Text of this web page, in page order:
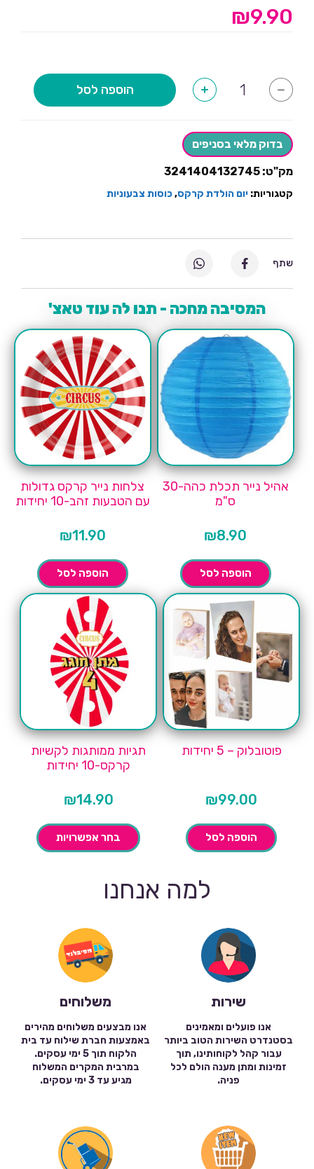
₪9.90
-
של
הטבעות
זהב
+ הוספה לסל
בדוק מלאי בסניפים
מק"ט: 3241404132745
קטגוריות: יום הולדת קרקס,כוסות צבעוניות
המסיבה מחכה - תנו לה עוד טאצ'
אהיל נייר תכלת כהה-30
ס"מ
₪8.90
הוספה לסל
צלחות נייר קרקס גדולות
עם הטבעות זהב-10 יחידות
₪11.90
הוספה לסל
פוטובלוק – 5 יחידות
₪99.00
הוספה לסל
תגיות ממותגות לקשיות
קרקס-10 יחידות
₪14.90
בחר אפשרויות
שתף
למה אנחנו
שירות
אנו פועלים ומאמינים
בסטנדרט השירות הטוב ביותר
עבור קהל לקוחותינו, תוך
זמינות ומתן מענה הולם לכל
פניה.
משלוחים
אנו מבצעים משלוחים מהירים
באמצעות חברת שילוח עד בית
הלקוח תוך 5 ימי עסקים.
במרבית המקרים המשלוח
מגיע עד 3 ימי עסקים.